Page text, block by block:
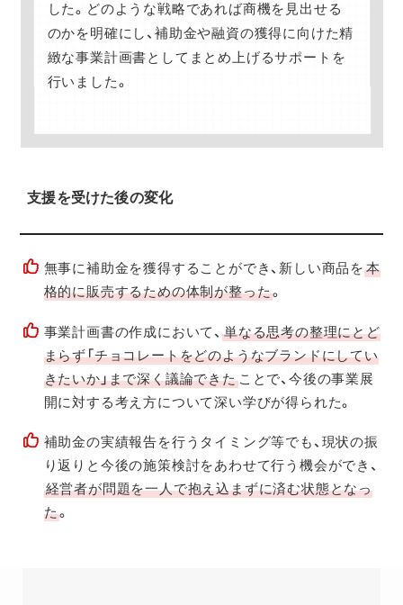
した。どのような戦略であれば商機を見出せる
のかを明確にし、補助金や融資の獲得に向けた精
緻な事業計画書としてまとめ上げるサポートを
行いました。
支援を受けた後の変化
無事に補助金を獲得することができ、新しい商品を本
格的に販売するための体制が整った。
事業計画書の作成において、単なる思考の整理にとど
まらず「チョコレートをどのようなブランドにしてい
きたいか」まで深く議論できたことで、今後の事業展
開に対する考え方について深い学びが得られた。
補助金の実績報告を行うタイミング等でも、現状の振
り返りと今後の施策検討をあわせて行う機会ができ、
経営者が問題を一人で抱え込まずに済む状態となっ
た。